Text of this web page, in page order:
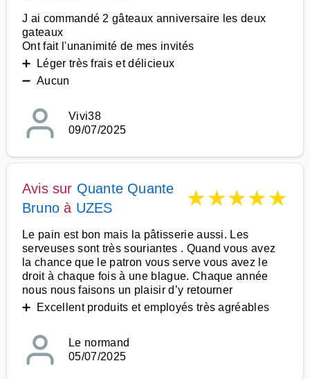
J ai commandé 2 gâteaux anniversaire les deux
gateaux
Ont fait l'unanimité de mes invités
➕ Léger très frais et délicieux
➖ Aucun
Vivi38
09/07/2025
Avis sur Quante Quante
Bruno à UZES ★★★★★
Le pain est bon mais la pâtisserie aussi. Les
serveuses sont très souriantes . Quand vous avez
la chance que le patron vous serve vous avez le
droit à chaque fois à une blague. Chaque année
nous nous faisons un plaisir d’y retourner
➕ Excellent produits et employés très agréables
Le normand
05/07/2025